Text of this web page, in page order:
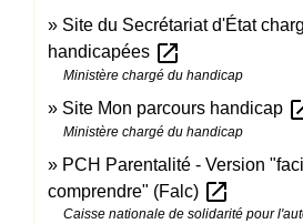
Site du Secrétariat d'État
handicapées open_in_new
Ministère chargé du handicap
Site Mon parcours handicap
Ministère chargé du handicap
PCH Parentalité - Version
comprendre" (Falc) open_in_new
Caisse nationale de solidarité pour